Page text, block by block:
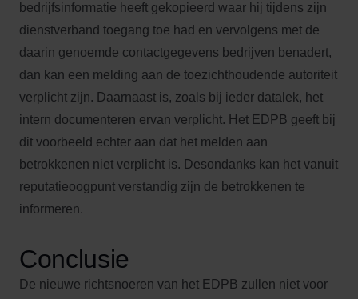
bedrijfsinformatie heeft gekopieerd waar hij tijdens zijn
dienstverband toegang toe had en vervolgens met de
daarin genoemde contactgegevens bedrijven benadert,
dan kan een melding aan de toezichthoudende autoriteit
verplicht zijn. Daarnaast is, zoals bij ieder datalek, het
intern documenteren ervan verplicht. Het EDPB geeft bij
dit voorbeeld echter aan dat het melden aan
betrokkenen niet verplicht is. Desondanks kan het vanuit
reputatieoogpunt verstandig zijn de betrokkenen te
informeren.
Conclusie
De nieuwe richtsnoeren van het EDPB zullen niet voor